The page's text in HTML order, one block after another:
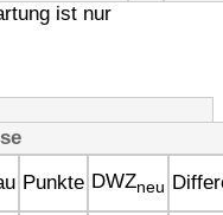
ist nur
Punkte DWZneu